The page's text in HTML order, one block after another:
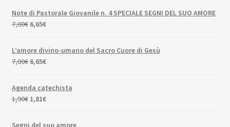
originale
era:
5,00€.
attuale
è:
Note di Pastorale Giovanile n. 4 SPECIALE SEGNI DEL SUO AMORE
7,00€ Il
originale
era:
7,00€.
6,65€Il
attuale
è:
L’amore divino-umano del Sacro Cuore di Gesù
7,00€ Il
originale
era:
7,00€.
6,65€Il
attuale
è:
Agenda catechista
1,90€ Il
originale
1,81€Il
Segni del suo amore